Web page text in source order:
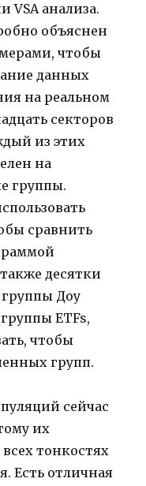
VSA анализа.
объяснен
чтобы
данных
на реальном
секторов
из этих
на
группы.
сравнить
десятки
Доу
ETFs,
чтобы
групп.
сейчас
их
тонкостях
Есть отличная